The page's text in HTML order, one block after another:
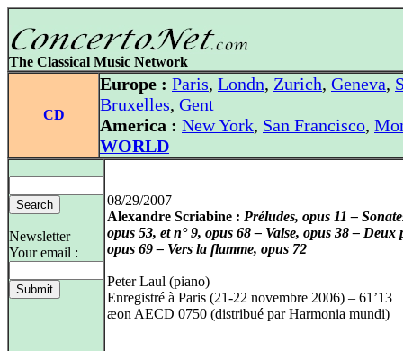
The Classical Music Network
CD
Europe : Paris, Londn, Zurich, Geneva,
Bruxelles, Gent
America : New York, San Francisco,
WORLD
Newsletter
Your email :
08/29/2007
Alexandre Scriabine : Préludes, opus 11 –
opus 53, et n° 9, opus 68 – Valse, opus 38 – Deux
opus 69 – Vers la flamme, opus 72
Peter Laul (piano)
Enregistré à Paris (21-22 novembre 2006) – 61’13
æon AECD 0750 (distribué par Harmonia mundi)